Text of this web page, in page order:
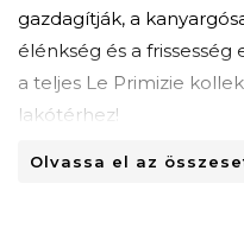
gazdagítják, a
élénkség és a frissesség
a teljes Le Primizie
lakótérhez!
A Brandani cég, amely
Olvassa el az